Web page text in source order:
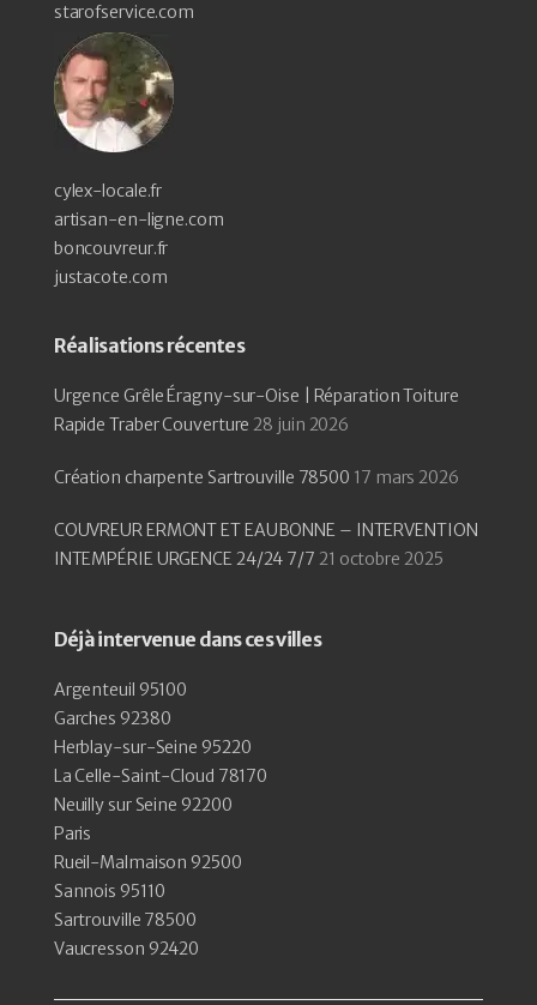
starofservice.com
cylex-locale.fr
artisan-en-ligne.com
boncouvreur.fr
justacote.com
Réalisations récentes
Urgence Grêle Éragny-sur-Oise | Réparation Toiture
Rapide Traber Couverture 28 juin 2026
Création charpente Sartrouville 78500 17 mars 2026
COUVREUR ERMONT ET EAUBONNE – INTERVENTION
INTEMPÉRIE URGENCE 24/24 7/7 21 octobre 2025
Déjà intervenue dans ces villes
Argenteuil 95100
Garches 92380
Herblay-sur-Seine 95220
La Celle-Saint-Cloud 78170
Neuilly sur Seine 92200
Paris
Rueil-Malmaison 92500
Sannois 95110
Sartrouville 78500
Vaucresson 92420